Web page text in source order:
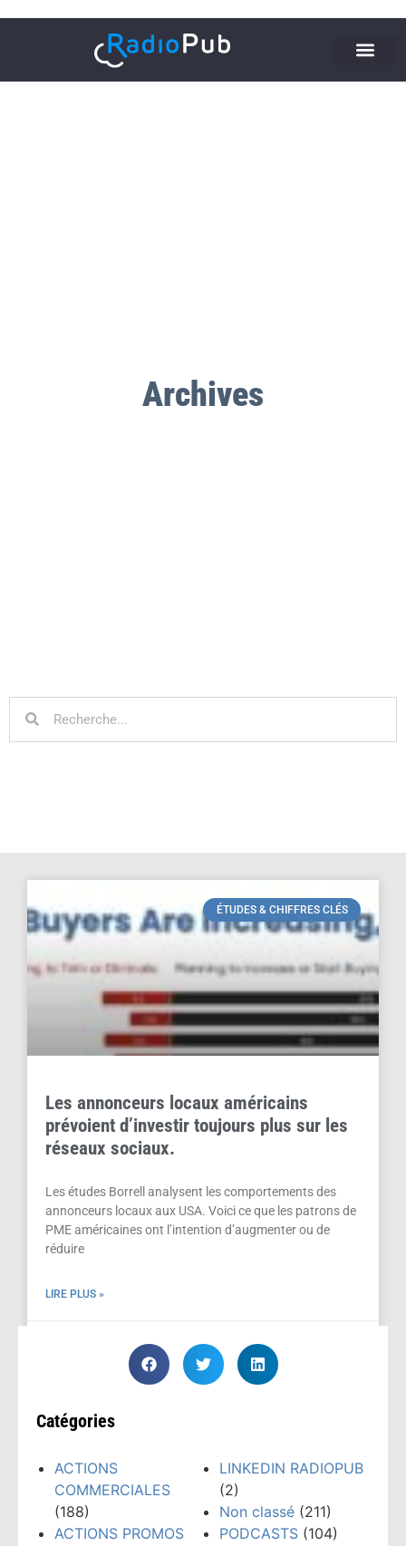
Archives
ÉTUDES & CHIFFRES CLÉS
Les annonceurs locaux américains
prévoient d’investir toujours plus sur les
réseaux sociaux.
Les études Borrell analysent les comportements des
annonceurs locaux aux USA. Voici ce que les patrons de
PME américaines ont l’intention d’augmenter ou de
réduire
LIRE PLUS »
Catégories
ACTIONS
COMMERCIALES
(188)
ACTIONS PROMOS
LINKEDIN RADIOPUB
(2)
Non classé (211)
PODCASTS (104)